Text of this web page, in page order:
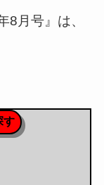
8月号』は、
す